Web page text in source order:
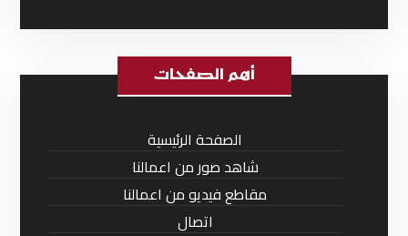
أهم الصفحات
الصفحة الرئيسية
شاهد صور من اعمالنا
مقاطع فيديو من اعمالنا
اتصال